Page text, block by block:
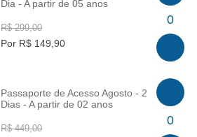
Dia - A partir de 05 anos
R$ 299,00
Por R$ 149,90
0
Passaporte de Acesso Agosto - 2
Dias - A partir de 02 anos
R$ 449,00
0